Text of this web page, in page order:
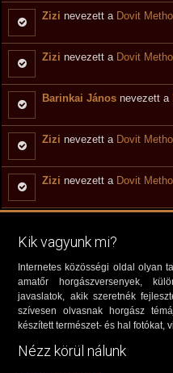
Zizi nevezett a Dovit
Zizi nevezett a Dovit
Barinkai János nevezett a
Zizi nevezett a Dovit
Zizi nevezett a Dovit
Kik vagyunk mi?
Internetes közösségi oldal olyan
amatőr horgászversenyek,
javaslatok, akik szeretnék
szívesen olvasnak horgász
készített természet- és hal fotókat,
Nézz körül nálunk